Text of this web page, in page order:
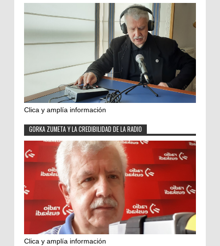
Clica y amplía información
GORKA ZUMETA Y LA CREDIBILIDAD DE LA RADIO
Clica y amplía información